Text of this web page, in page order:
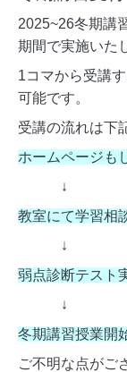
2025~26冬期講
期間で実施いた
1コマから受講
可能です。
受講の流れは下
ホームページも
↓
教室にて学習相
↓
弱点診断テスト
↓
冬期講習授業開
ご不明な点がご